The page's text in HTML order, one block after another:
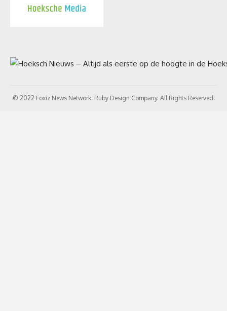
© 2022 Foxiz News Network. Ruby Design Company. All Rights Reserved.